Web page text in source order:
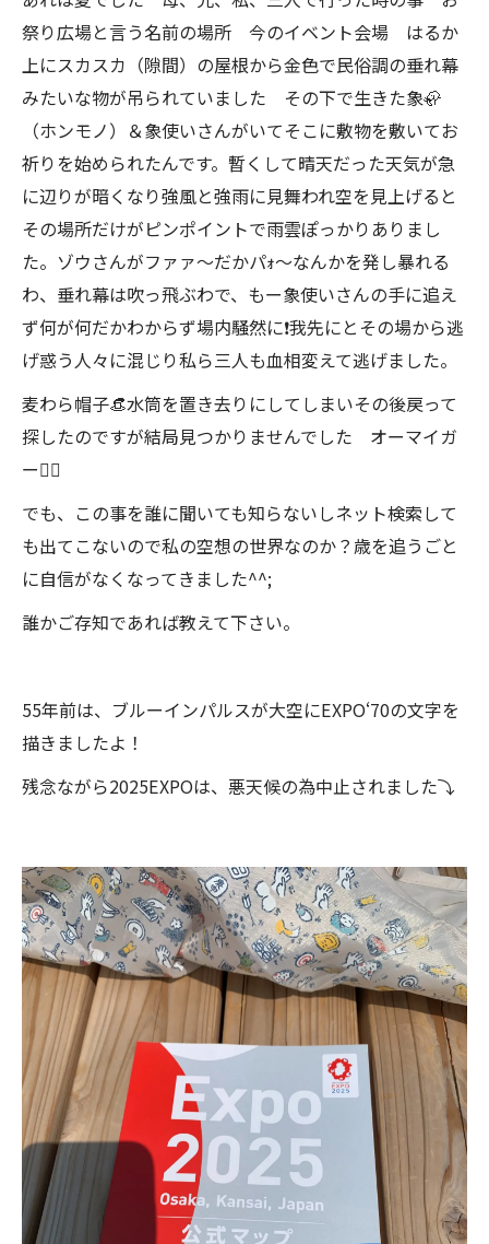
祭り広場と言う名前の場所 今のイベント会場 はるか
上にスカスカ（隙間）の屋根から金色で民俗調の垂れ幕
みたいな物が吊られていました その下で生きた象🦣
（ホンモノ）＆象使いさんがいてそこに敷物を敷いてお
祈りを始められたんです。暫くして晴天だった天気が急
に辺りが暗くなり強風と強雨に見舞われ空を見上げると
その場所だけがピンポイントで雨雲ぽっかりありまし
た。ゾウさんがファァ〜だかパｫ〜なんかを発し暴れる
わ、垂れ幕は吹っ飛ぶわで、もー象使いさんの手に追え
ず何が何だかわからず場内騒然に❗️我先にとその場から逃
げ惑う人々に混じり私ら三人も血相変えて逃げました。
麦わら帽子👒水筒を置き去りにしてしまいその後戻って
探したのですが結局見つかりませんでした オーマイガ
ー🤷‍♂️
でも、この事を誰に聞いても知らないしネット検索して
も出てこないので私の空想の世界なのか？歳を追うごと
に自信がなくなってきました^^;
誰かご存知であれば教えて下さい。
55年前は、ブルーインパルスが大空にEXPO‘70の文字を
描きましたよ！
残念ながら2025EXPOは、悪天候の為中止されました⤵️